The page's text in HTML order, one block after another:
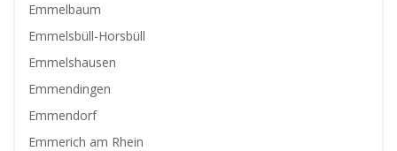
Emmelbaum
Emmelsbüll-Horsbüll
Emmelshausen
Emmendingen
Emmendorf
Emmerich am Rhein